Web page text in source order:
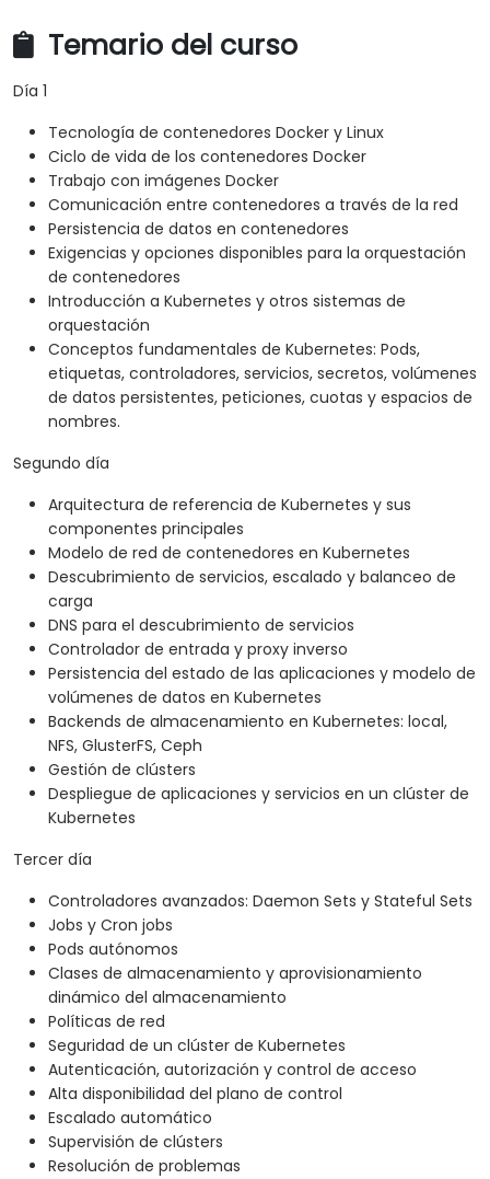
Temario del curso
Día 1
Tecnología de contenedores Docker y Linux
Ciclo de vida de los contenedores Docker
Trabajo con imágenes Docker
Comunicación entre contenedores a través de la red
Persistencia de datos en contenedores
Exigencias y opciones disponibles para la orquestación
de contenedores
Introducción a Kubernetes y otros sistemas de
orquestación
Conceptos fundamentales de Kubernetes: Pods,
etiquetas, controladores, servicios, secretos, volúmenes
de datos persistentes, peticiones, cuotas y espacios de
nombres.
Segundo día
Arquitectura de referencia de Kubernetes y sus
componentes principales
Modelo de red de contenedores en Kubernetes
Descubrimiento de servicios, escalado y balanceo de
carga
DNS para el descubrimiento de servicios
Controlador de entrada y proxy inverso
Persistencia del estado de las aplicaciones y modelo de
volúmenes de datos en Kubernetes
Backends de almacenamiento en Kubernetes: local,
NFS, GlusterFS, Ceph
Gestión de clústers
Despliegue de aplicaciones y servicios en un clúster de
Kubernetes
Tercer día
Controladores avanzados: Daemon Sets y Stateful Sets
Jobs y Cron jobs
Pods autónomos
Clases de almacenamiento y aprovisionamiento
dinámico del almacenamiento
Políticas de red
Seguridad de un clúster de Kubernetes
Autenticación, autorización y control de acceso
Alta disponibilidad del plano de control
Escalado automático
Supervisión de clústers
Resolución de problemas